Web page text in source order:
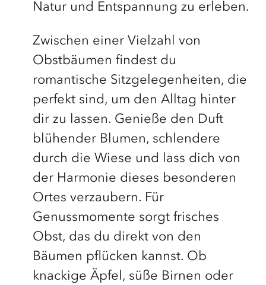
Natur und Entspannung zu erleben.
Zwischen einer Vielzahl von
Obstbäumen findest du
romantische Sitzgelegenheiten, die
perfekt sind, um den Alltag hinter
dir zu lassen. Genieße den Duft
blühender Blumen, schlendere
durch die Wiese und lass dich von
der Harmonie dieses besonderen
Ortes verzaubern. Für
Genussmomente sorgt frisches
Obst, das du direkt von den
Bäumen pflücken kannst. Ob
knackige Äpfel, süße Birnen oder